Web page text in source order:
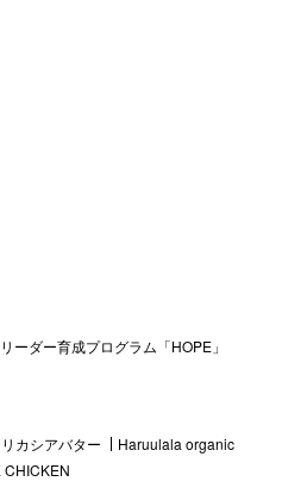
ーダー育成プログラム「HOPE」
カシアバター
Haruulala organic
CHICKEN